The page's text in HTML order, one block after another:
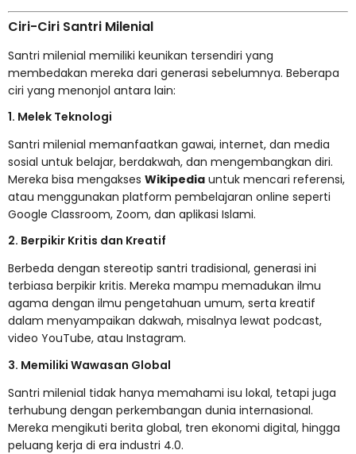
Ciri-Ciri Santri Milenial
Santri milenial memiliki keunikan tersendiri yang
membedakan mereka dari generasi sebelumnya. Beberapa
ciri yang menonjol antara lain:
1. Melek Teknologi
Santri milenial memanfaatkan gawai, internet, dan media
sosial untuk belajar, berdakwah, dan mengembangkan diri.
Mereka bisa mengakses Wikipedia untuk mencari referensi,
atau menggunakan platform pembelajaran online seperti
Google Classroom, Zoom, dan aplikasi Islami.
2. Berpikir Kritis dan Kreatif
Berbeda dengan stereotip santri tradisional, generasi ini
terbiasa berpikir kritis. Mereka mampu memadukan ilmu
agama dengan ilmu pengetahuan umum, serta kreatif
dalam menyampaikan dakwah, misalnya lewat podcast,
video YouTube, atau Instagram.
3. Memiliki Wawasan Global
Santri milenial tidak hanya memahami isu lokal, tetapi juga
terhubung dengan perkembangan dunia internasional.
Mereka mengikuti berita global, tren ekonomi digital, hingga
peluang kerja di era industri 4.0.